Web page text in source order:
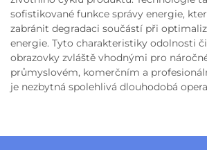
sofistikované funkce správy energie,
zabránit degradaci součástí při
energie. Tyto charakteristiky odolnosti
obrazovky zvláště vhodnými pro
průmyslovém, komerčním a
je nezbytná spolehlivá dlouhodobá